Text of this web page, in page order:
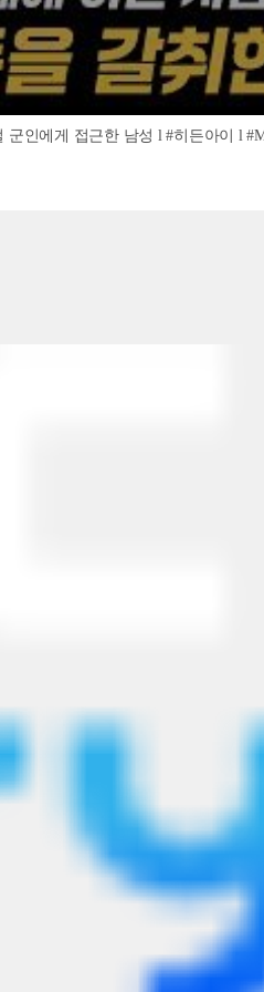
인에게 접근한 남성 l #히든아이 l